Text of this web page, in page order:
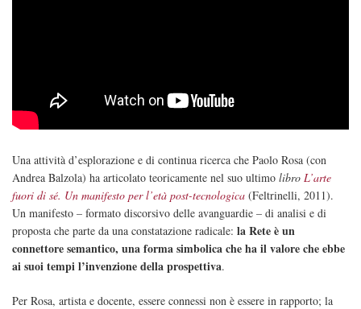
Una attività d’esplorazione e di continua ricerca che Paolo Rosa (con
Andrea Balzola) ha articolato teoricamente nel suo ultimo libro L’arte
fuori di sé. Un manifesto per l’età post-tecnologica (Feltrinelli, 2011).
Un manifesto – formato discorsivo delle avanguardie – di analisi e di
proposta che parte da una constatazione radicale: la Rete è un
connettore semantico, una forma simbolica che ha il valore che ebbe
ai suoi tempi l’invenzione della prospettiva.
Per Rosa, artista e docente, essere connessi non è essere in rapporto; la